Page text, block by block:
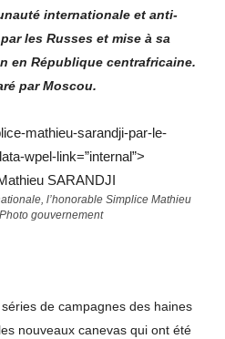
internationale et anti-
les Russes et mise à sa
en République centrafricaine.
par Moscou.
mathieu-sarandji-par-le-
wpel-link=”internal”>
l’honorable Simplice Mathieu
gouvernement
de campagnes des haines
nouveaux canevas qui ont été